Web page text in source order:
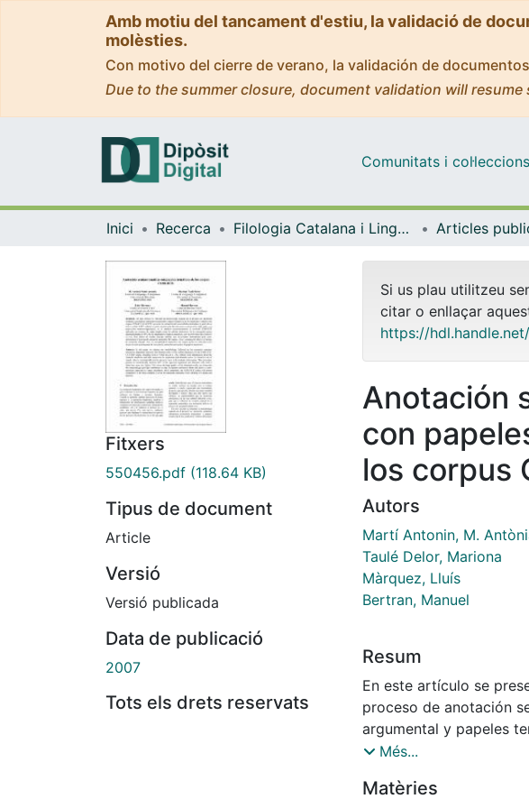
Amb motiu del tancament d'estiu, la validació de
molèsties.
Con motivo del cierre de verano, la validación de
Due to the summer closure, document validation will
Comunitats i col·leccions
Inici Recerca Filologia Catalana i Lingüística General
Fitxers
550456.pdf (118.64 KB)
Tipus de document
Article
Versió
Versió publicada
Data de publicació
2007
Tots els drets reservats
Si us plau utilitzeu
citar o enllaçar
https://
Anotación
con
los corpus
Autors
Martí Antonin, M.
Taulé Delor, Mariona
Màrquez, Lluís
Bertran, Manuel
Resum
En este artículo se
proceso de anotación
argumental y papeles
verbales) del corpus
léxico verbal (1.482
Més...
Matèries